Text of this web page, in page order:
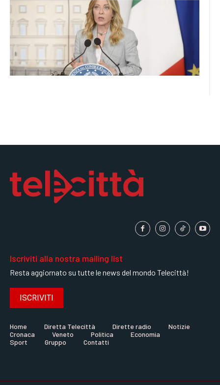
Iscriviti alla nostra mailing list
Resta aggiornato su tutte le news del mondo Telecittà!
ISCRIVITI
Home Diretta Telecittà Dirette radio
Notizie
Cronaca
Veneto Politica
Economia
Sport
Gruppo Contatti